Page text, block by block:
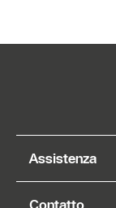
Assistenza